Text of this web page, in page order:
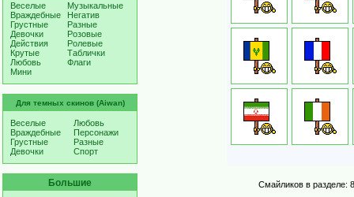
Веселые
Враждебные
Грустные
Девочки
Действия
Крутые
Любовь
Мини
Музыкальные
Негатив
Разные
Розовые
Ролевые
Таблички
Флаги
Для темных скинов (Aiwan)
Веселые
Враждебные
Грустные
Девочки
Любовь
Персонажи
Разные
Спорт
Большие Смайликов в разделе: